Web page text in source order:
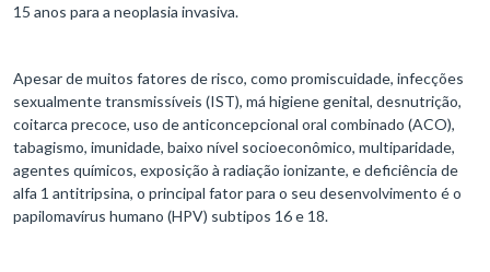
15 anos para a neoplasia invasiva.
Apesar de muitos fatores de risco, como promiscuidade, infecções
sexualmente transmissíveis (IST), má higiene genital, desnutrição,
coitarca precoce, uso de anticoncepcional oral combinado (ACO),
tabagismo, imunidade, baixo nível socioeconômico, multiparidade,
agentes químicos, exposição à radiação ionizante, e deficiência de
alfa 1 antitripsina, o principal fator para o seu desenvolvimento é o
papilomavírus humano (HPV) subtipos 16 e 18.